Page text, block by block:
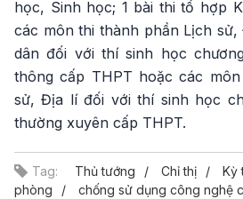
học, Sinh học; 1 bài thi tổ hợp
các môn thi thành phần Lịch
dân đối với thí sinh học
thông cấp THPT hoặc các
sử, Địa lí đối với thí sinh học
thường xuyên cấp THPT.
Tag: Thủ tướng Chỉ thị
Kỳ
phòng
chống sử dụng công nghệ